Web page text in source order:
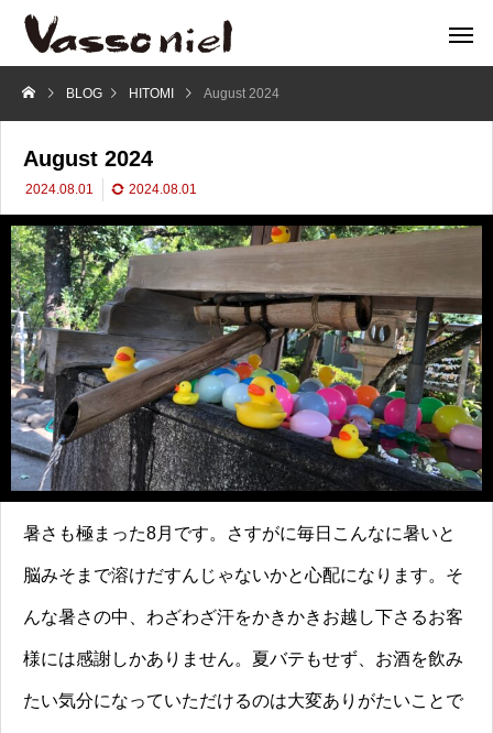
BLOG HITOMI August 2024
August 2024
2024.08.01 2024.08.01
暑さも極まった8月です。さすがに毎日こんなに暑いと
脳みそまで溶けだすんじゃないかと心配になります。そ
んな暑さの中、わざわざ汗をかきかきお越し下さるお客
様には感謝しかありません。夏バテもせず、お酒を飲み
たい気分になっていただけるのは大変ありがたいことで